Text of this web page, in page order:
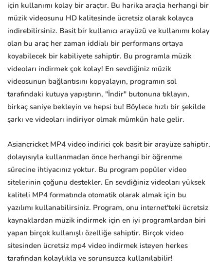
için kullanımı kolay bir araçtır. Bu harika araçla herhangi bir
müzik videosunu HD kalitesinde ücretsiz olarak kolayca
indirebilirsiniz. Basit bir kullanıcı arayüzü ve kullanımı kolay
olan bu araç her zaman iddialı bir performans ortaya
koyabilecek bir kabiliyete sahiptir. Bu programla müzik
videoları indirmek çok kolay! En sevdiğiniz müzik
videosunun bağlantısını kopyalayın, programın sol
tarafındaki kutuya yapıştırın, "İndir" butonuna tıklayın,
birkaç saniye bekleyin ve hepsi bu! Böylece hızlı bir şekilde
şarkı ve videoları indiriyor olmak mümkün hale gelir.
Asiancricket MP4 video indirici çok basit bir arayüze sahiptir,
dolayısıyla kullanmadan önce herhangi bir öğrenme
sürecine ihtiyacınız yoktur. Bu program popüler video
sitelerinin çoğunu destekler. En sevdiğiniz videoları yüksek
kaliteli MP4 formatında otomatik olarak almak için bu
yazılımı kullanabilirsiniz. Program, onu internet'teki ücretsiz
kaynaklardan müzik indirmek için en iyi programlardan biri
yapan birçok kullanışlı özelliğe sahiptir. Birçok video
sitesinden ücretsiz mp4 video indirmek isteyen herkes
tarafından kolaylıkla ve sorunsuzca kullanılabilir!